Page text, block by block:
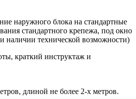
наружного блока на стандартные
стандартного крепежа, под окно
наличии технической возможности)
краткий инструктаж и
длиной не более 2-х метров.